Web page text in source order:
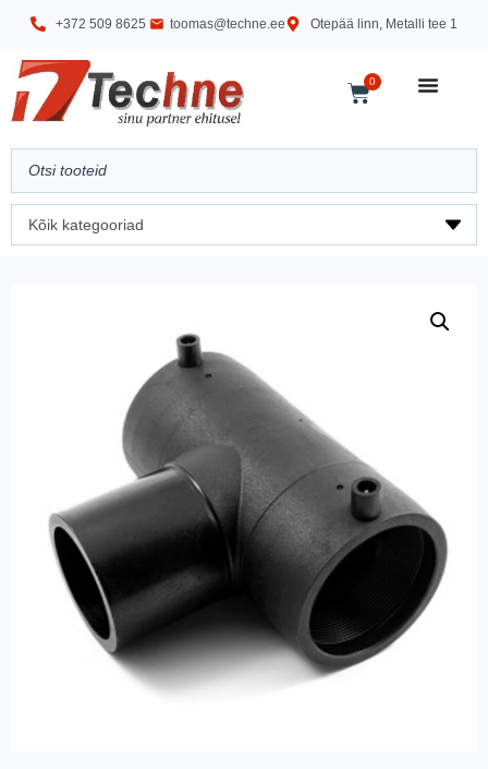
+372 509 8625 toomas@techne.ee Otepää linn, Metalli tee 1
0